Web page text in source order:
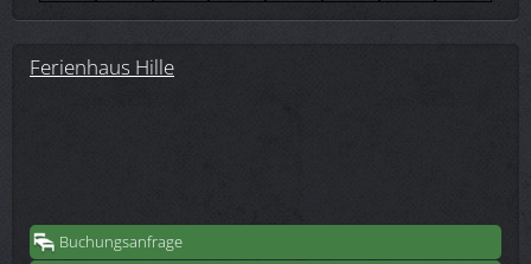
Ferienhaus Hille
Buchungsanfrage